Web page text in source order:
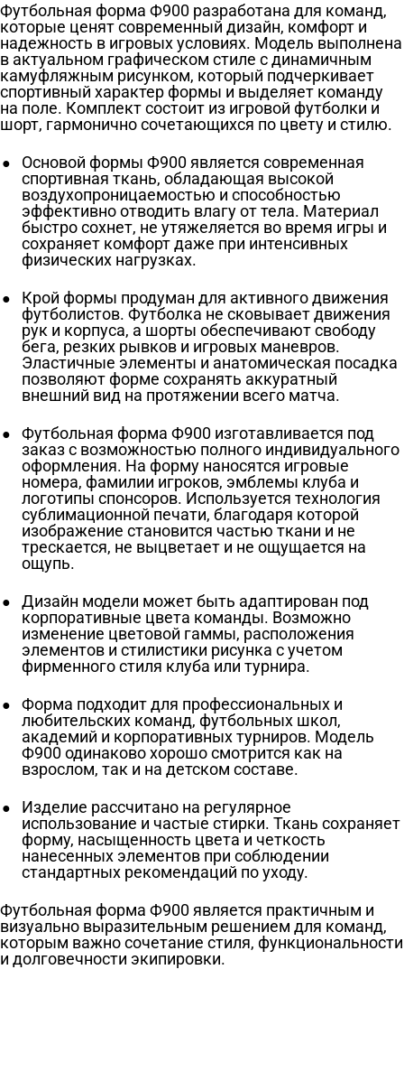
Футбольная форма Ф900 разработана для команд,
которые ценят современный дизайн, комфорт и
надежность в игровых условиях. Модель выполнена
в актуальном графическом стиле с динамичным
камуфляжным рисунком, который подчеркивает
спортивный характер формы и выделяет команду
на поле. Комплект состоит из игровой футболки и
шорт, гармонично сочетающихся по цвету и стилю.
Основой формы Ф900 является современная
спортивная ткань, обладающая высокой
воздухопроницаемостью и способностью
эффективно отводить влагу от тела. Материал
быстро сохнет, не утяжеляется во время игры и
сохраняет комфорт даже при интенсивных
физических нагрузках.
Крой формы продуман для активного движения
футболистов. Футболка не сковывает движения
рук и корпуса, а шорты обеспечивают свободу
бега, резких рывков и игровых маневров.
Эластичные элементы и анатомическая посадка
позволяют форме сохранять аккуратный
внешний вид на протяжении всего матча.
Футбольная форма Ф900 изготавливается под
заказ с возможностью полного индивидуального
оформления. На форму наносятся игровые
номера, фамилии игроков, эмблемы клуба и
логотипы спонсоров. Используется технология
сублимационной печати, благодаря которой
изображение становится частью ткани и не
трескается, не выцветает и не ощущается на
ощупь.
Дизайн модели может быть адаптирован под
корпоративные цвета команды. Возможно
изменение цветовой гаммы, расположения
элементов и стилистики рисунка с учетом
фирменного стиля клуба или турнира.
Форма подходит для профессиональных и
любительских команд, футбольных школ,
академий и корпоративных турниров. Модель
Ф900 одинаково хорошо смотрится как на
взрослом, так и на детском составе.
Изделие рассчитано на регулярное
использование и частые стирки. Ткань сохраняет
форму, насыщенность цвета и четкость
нанесенных элементов при соблюдении
стандартных рекомендаций по уходу.
Футбольная форма Ф900 является практичным и
визуально выразительным решением для команд,
которым важно сочетание стиля, функциональности
и долговечности экипировки.